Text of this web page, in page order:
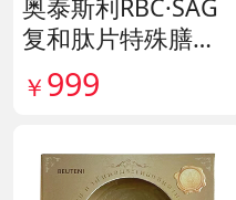
奥泰斯利RBC·SAG
复和肽片特殊膳食
滋补组 货号14190
￥ 999